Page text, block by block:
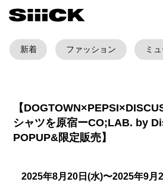
新着 ファッション ミ
【
シャツを原宿ーCO;LAB. by
POPUP&限定販売】
2025年8月20日(水)〜2025年9月